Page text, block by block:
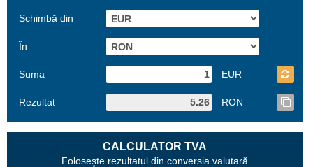
Schimbă din
În
Suma EUR
Rezultat RON
CALCULATOR TVA
Foloseşte rezultatul din conversia valutară